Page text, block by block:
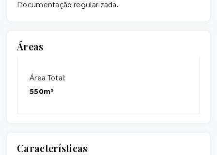
Documentação regularizada.
Áreas
Área Total:
550m²
Características